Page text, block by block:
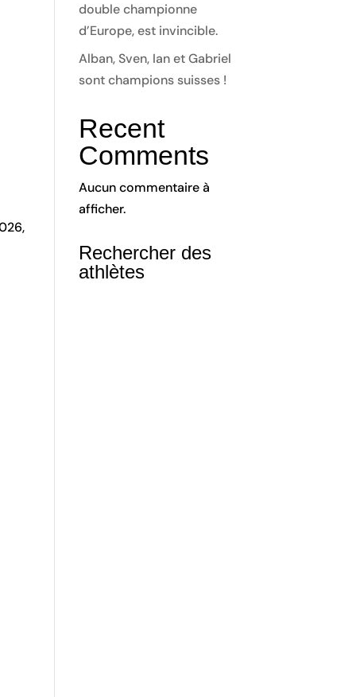
double championne
d’Europe, est invincible.
Alban, Sven, Ian et Gabriel
sont champions suisses !
Recent
Comments
Aucun commentaire à
afficher.
Rechercher des
athlètes